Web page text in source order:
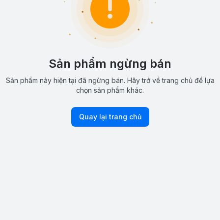
Sản phẩm ngừng bán
Sản phẩm này hiện tại đã ngừng bán. Hãy trở về trang chủ để lựa
chọn sản phẩm khác.
Quay lại trang chủ